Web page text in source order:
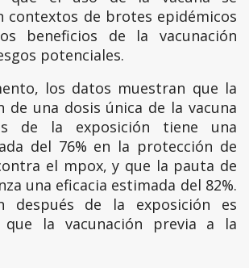
contextos de brotes epidémicos
beneficios de la vacunación
potenciales.
los datos muestran que la
de una dosis única de la vacuna
de la exposición tiene una
del 76% en la protección de
el mpox, y que la pauta de
una eficacia estimada del 82%.
después de la exposición es
que la vacunación previa a la